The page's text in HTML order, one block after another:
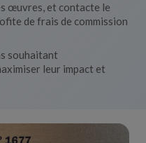
œuvres, et contacte le
de frais de commission
souhaitant
leur impact et